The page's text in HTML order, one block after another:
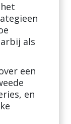
als
een
en